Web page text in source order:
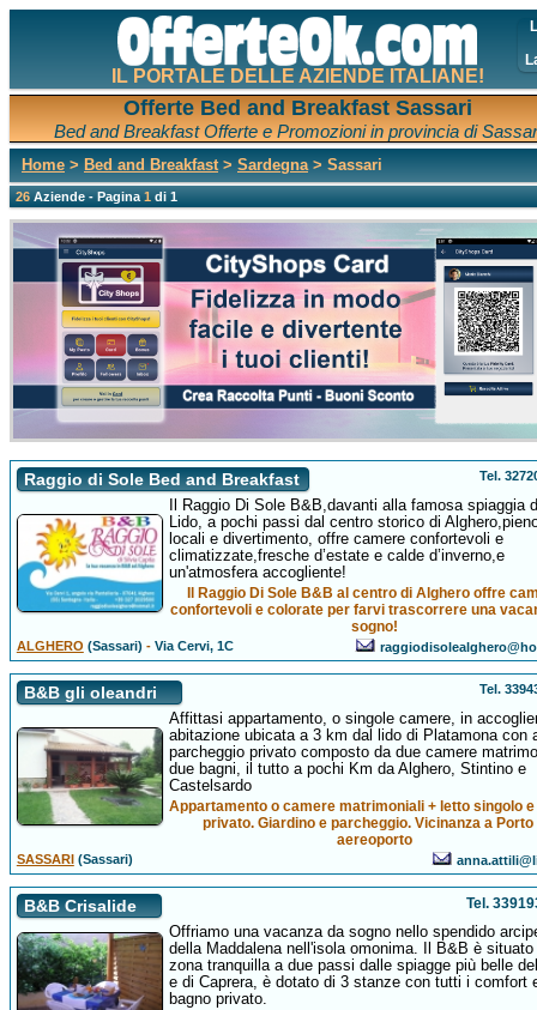
IL PORTALE DELLE AZIENDE ITALIANE!
Offerte Bed and Breakfast Sassari
Bed and Breakfast Offerte e Promozioni in provincia di
Home > Bed and Breakfast> Sardegna> Sassari
26Aziende - Pagina1di 1
Raggio di Sole Bed and Breakfast Tel.
Il Raggio Di Sole B&B,davanti alla famosa spiaggia
Lido, a pochi passi dal centro storico di
locali e divertimento, offre camere confortevoli e
climatizzate,fresche d’estate e calde d’inverno,e
un'atmosfera accogliente!
Il Raggio Di Sole B&B al centro di Alghero offre
confortevoli e colorate per farvi trascorrere una
sogno!
ALGHERO (Sassari) -Via Cervi, 1C
B&B gli oleandri Tel.
Affittasi appartamento, o singole camere, in
abitazione ubicata a 3 km dal lido di Platamona con
parcheggio privato composto da due camere
due bagni, il tutto a pochi Km da Alghero, Stintino e
Castelsardo
Appartamento o camere matrimoniali + letto singolo e
privato. Giardino e parcheggio. Vicinanza a Porto
aereoporto
SASSARI(Sassari)
B&B Crisalide Tel.
Offriamo una vacanza da sogno nello spendido
della Maddalena nell'isola omonima. Il B&B è situato
zona tranquilla a due passi dalle spiagge più belle
e di Caprera, è dotato di 3 stanze con tutti i comfort
bagno privato.